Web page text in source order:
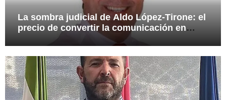
La sombra judicial de Aldo López-Tirone: el
precio de convertir la comunicación en